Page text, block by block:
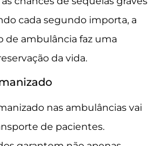
cada segundo importa, a
de ambulância faz uma
da vida.
nas ambulâncias vai
de pacientes.